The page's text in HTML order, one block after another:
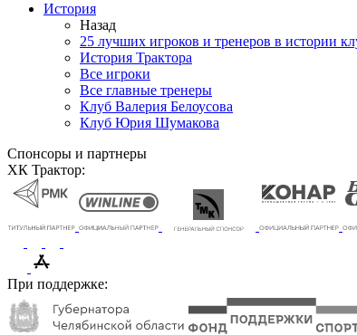
История
Назад
25 лучших игроков и тренеров в истории
История Трактора
Все игроки
Все главные тренеры
Клуб Валерия Белоусова
Клуб Юрия Шумакова
Спонсоры и партнеры
ХК Трактор:
При поддержке: